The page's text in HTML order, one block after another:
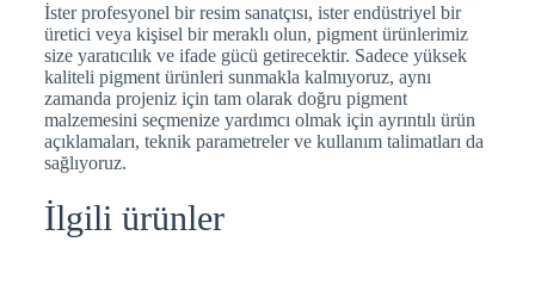
İster profesyonel bir resim sanatçısı, ister endüstriyel bir
üretici veya kişisel bir meraklı olun, pigment ürünlerimiz
size yaratıcılık ve ifade gücü getirecektir. Sadece yüksek
kaliteli pigment ürünleri sunmakla kalmıyoruz, aynı
zamanda projeniz için tam olarak doğru pigment
malzemesini seçmenize yardımcı olmak için ayrıntılı ürün
açıklamaları, teknik parametreler ve kullanım talimatları da
sağlıyoruz.
İlgili ürünler